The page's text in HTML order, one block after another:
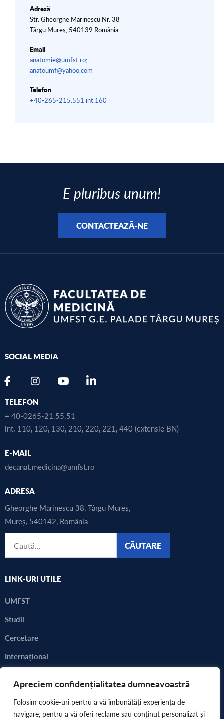
Apreciem confidențialitatea dumneavoastră
Folosim cookie-uri pentru a vă îmbunătăți experiența de
navigare, pentru a vă oferi reclame sau conținut personalizat și
Adresă
Str. Gheorghe Marinescu Nr. 38
Târgu Mureș, 540139 România
Email
anatomie@umfst.ro;
anatoumf@yahoo.com
Telefon
+40-265-215.551 int.160
E pluribus unum!
CONTACTEAZĂ-NE
SOCIAL MEDIA
TELEFON
+ 40-0265-21.55.51
int. 110, 120, 130, 210, 220, 221, 440 (extensie BN)
E-MAIL
decanat.medicina@umfst.ro
ADRESA
Gheorghe Marinescu 38, Târgu Mureș,
Mureș, 540142, România
CĂUTARE
LINK-URI UTILE
UMFST
Studii
Cercetare
Internațional